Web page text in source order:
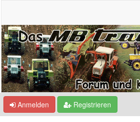
Anmelden Registrieren